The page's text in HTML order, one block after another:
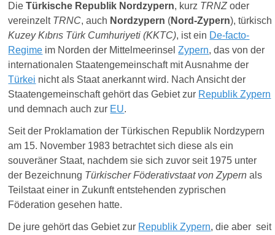
DieTürkische Republik Nordzypern, kurz TRNZ oder
vereinzelt TRNC, auch Nordzypern (Nord-Zypern), türkisch
Kuzey Kıbrıs Türk Cumhuriyeti (KKTC), ist ein De-facto-
Regime im Norden der MittelmeerinselZypern, das von der
internationalen Staatengemeinschaft mit Ausnahme der
Türkei nicht als Staat anerkannt wird. Nach Ansicht der
Staatengemeinschaft gehört das Gebiet zur Republik Zypern
und demnach auch zur EU.
Seit der Proklamation der Türkischen Republik Nordzypern
am 15. November 1983 betrachtet sich diese als ein
souveräner Staat, nachdem sie sich zuvor seit 1975 unter
der Bezeichnung Türkischer Föderativstaat von Zypern als
Teilstaat einer in Zukunft entstehenden zyprischen
Föderation gesehen hatte.
De jure gehört das Gebiet zur Republik Zypern, die aber seit